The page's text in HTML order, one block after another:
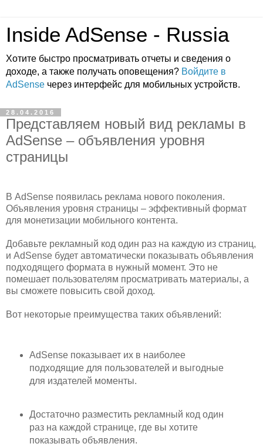
Inside AdSense - Russia
Хотите быстро просматривать отчеты и сведения о
доходе, а также получать оповещения? Войдите в
AdSense через интерфейс для мобильных устройств.
28.04.2016
Представляем новый вид рекламы в
AdSense – объявления уровня
страницы
В AdSense появилась реклама нового поколения.
Объявления уровня страницы – эффективный формат
для монетизации мобильного контента.
Добавьте рекламный код один раз на каждую из страниц,
и AdSense будет автоматически показывать объявления
подходящего формата в нужный момент. Это не
помешает пользователям просматривать материалы, а
вы сможете повысить свой доход.
Вот некоторые преимущества таких объявлений:
AdSense показывает их в наиболее
подходящие для пользователей и выгодные
для издателей моменты.
Достаточно разместить рекламный код один
раз на каждой странице, где вы хотите
показывать объявления.